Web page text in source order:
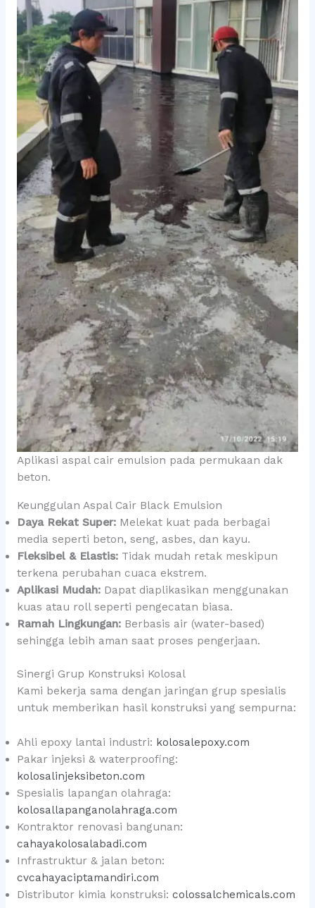
Aplikasi aspal cair emulsion pada permukaan dak
beton.
Keunggulan Aspal Cair Black Emulsion
Daya Rekat Super:Melekat kuat pada berbagai
media seperti beton, seng, asbes, dan kayu.
Fleksibel & Elastis:Tidak mudah retak meskipun
terkena perubahan cuaca ekstrem.
Aplikasi Mudah:Dapat diaplikasikan menggunakan
kuas atau roll seperti pengecatan biasa.
Ramah Lingkungan:Berbasis air (water-based)
sehingga lebih aman saat proses pengerjaan.
Sinergi Grup Konstruksi Kolosal
Kami bekerja sama dengan jaringan grup spesialis
untuk memberikan hasil konstruksi yang sempurna:
Ahli epoxy lantai industri: kolosalepoxy.com
Pakar injeksi & waterproofing:
kolosalinjeksibeton.com
Spesialis lapangan olahraga:
kolosallapanganolahraga.com
Kontraktor renovasi bangunan:
cahayakolosalabadi.com
Infrastruktur & jalan beton:
cvcahayaciptamandiri.com
Distributor kimia konstruksi: colossalchemicals.com